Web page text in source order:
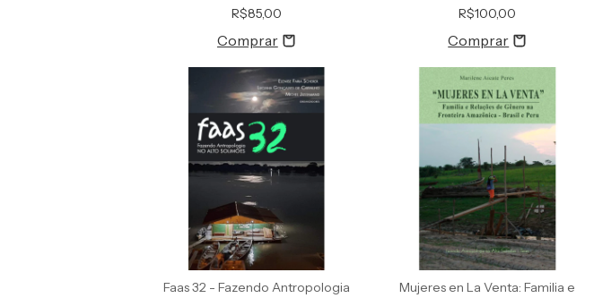
R$85,00
R$100,00
Faas 32 - Fazendo Antropologia
Mujeres en La Venta: Familia e